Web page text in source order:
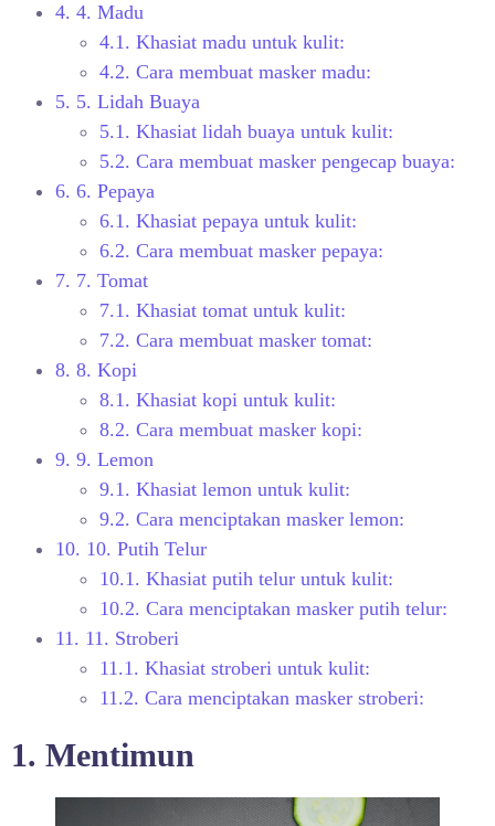
4. 4. Madu
4.1. Khasiat madu untuk kulit:
4.2. Cara membuat masker madu:
5. 5. Lidah Buaya
5.1. Khasiat lidah buaya untuk kulit:
5.2. Cara membuat masker pengecap buaya:
6. 6. Pepaya
6.1. Khasiat pepaya untuk kulit:
6.2. Cara membuat masker pepaya:
7. 7. Tomat
7.1. Khasiat tomat untuk kulit:
7.2. Cara membuat masker tomat:
8. 8. Kopi
8.1. Khasiat kopi untuk kulit:
8.2. Cara membuat masker kopi:
9. 9. Lemon
9.1. Khasiat lemon untuk kulit:
9.2. Cara menciptakan masker lemon:
10. 10. Putih Telur
10.1. Khasiat putih telur untuk kulit:
10.2. Cara menciptakan masker putih telur:
11. 11. Stroberi
11.1. Khasiat stroberi untuk kulit:
11.2. Cara menciptakan masker stroberi:
1. Mentimun